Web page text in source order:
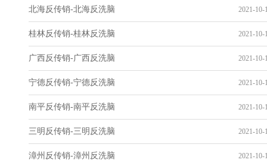
北海反传销-北海反洗脑 2021-10-
桂林反传销-桂林反洗脑 2021-10-
广西反传销-广西反洗脑 2021-10-
宁德反传销-宁德反洗脑 2021-10-
南平反传销-南平反洗脑 2021-10-
三明反传销-三明反洗脑 2021-10-
漳州反传销-漳州反洗脑 2021-10-